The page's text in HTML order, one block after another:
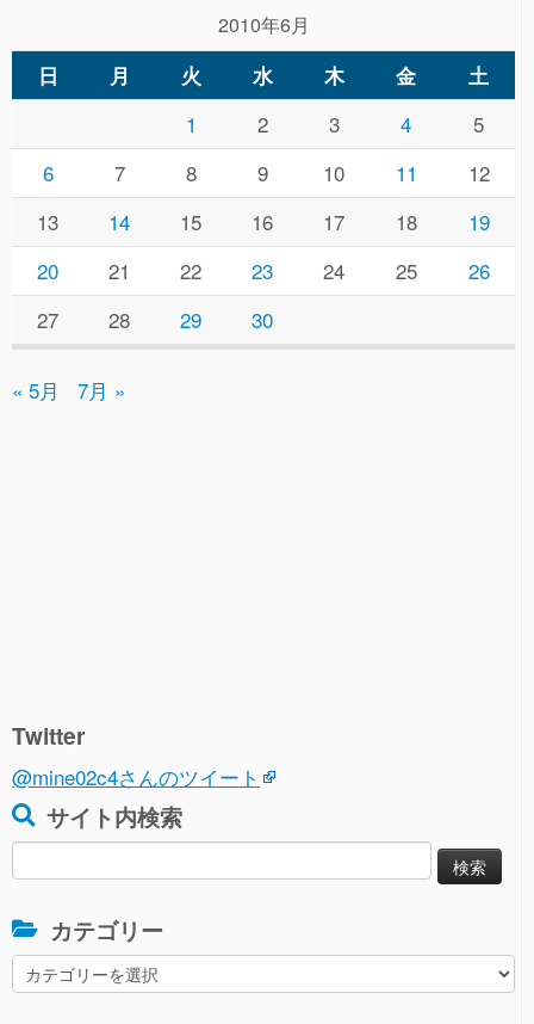
2010年6月
日 月 火 水 木 金 土
1 2 3 4
5
6
7 8 9 10 11
12
13
14 15 16 17 18
19
20
21 22 23 24 25
26
27
28 29 30
« 5月 7月 »
Twitter
@mine02c4さんのツイート
サイト内検索
検
索:
カテゴリー
カ
テ